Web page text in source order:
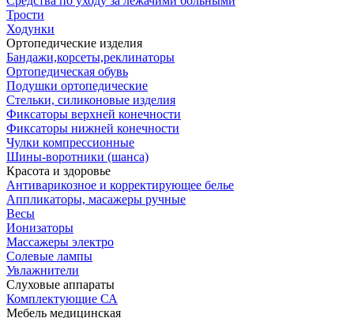
Трости
Ходунки
Ортопедические изделия
Бандажи,корсеты,реклинаторы
Ортопедическая обувь
Подушки ортопедические
Стельки, силиконовые изделия
Фиксаторы верхней конечности
Фиксаторы нижней конечности
Чулки компрессионные
Шины-воротники (шанса)
Красота и здоровье
Антиварикозное и корректирующее белье
Аппликаторы, масажеры ручные
Весы
Ионизаторы
Массажеры электро
Солевые лампы
Увлажнители
Слуховые аппараты
Комплектующие СА
Мебель медицинская